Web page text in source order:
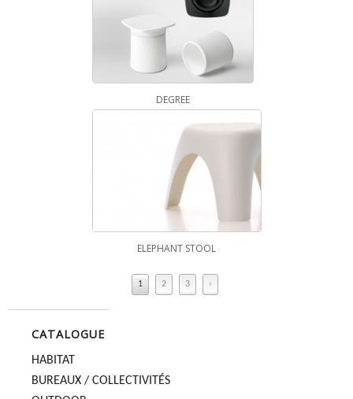
DEGREE
ELEPHANT STOOL
1 2 3 ›
CATALOGUE
HABITAT
BUREAUX / COLLECTIVITÉS